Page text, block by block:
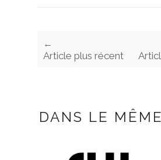
←
Article plus récent
DANS LE